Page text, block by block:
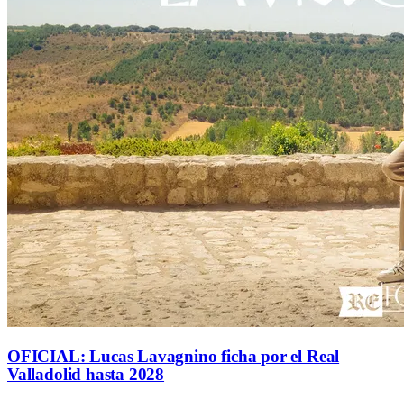
OFICIAL: Lucas Lavagnino ficha por el Real
Valladolid hasta 2028